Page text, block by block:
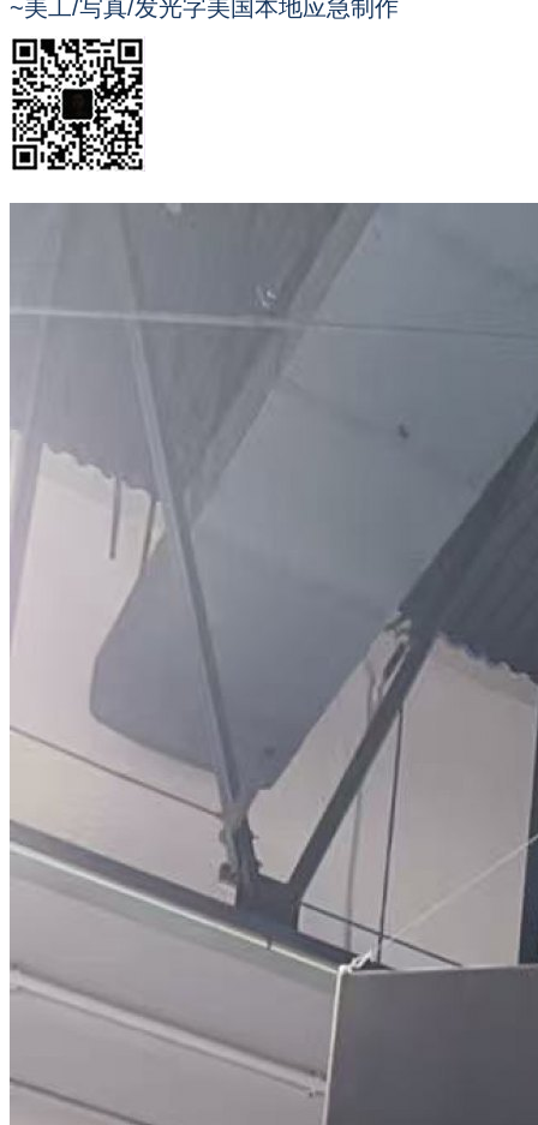
~美工/写真/发光字美国本地应急制作